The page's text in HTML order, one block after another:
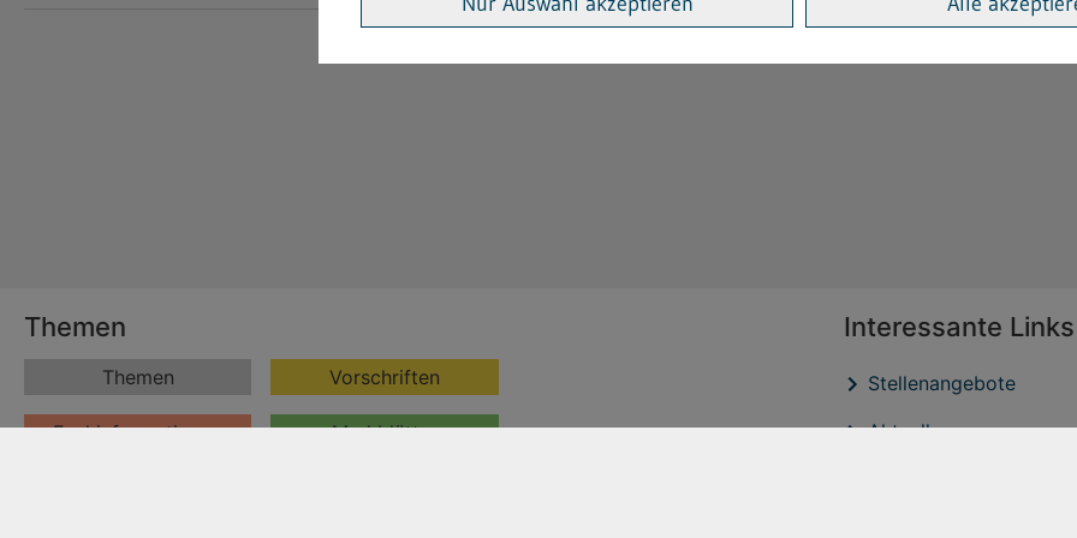
Themen
Themen Vorschriften
Fachinformationen Merkblätter
Interessante Links
Stellenangebote
Aktuelles